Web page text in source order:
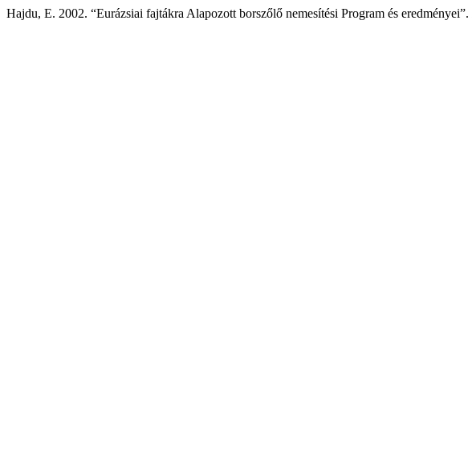
Hajdu, E. 2002. “Eurázsiai fajtákra Alapozott borszőlő nemesítési Program és eredményei”.